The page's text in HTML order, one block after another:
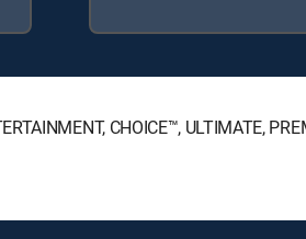
CHOICE™, ULTIMATE,